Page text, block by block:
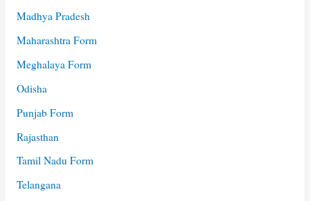
Madhya Pradesh
Maharashtra Form
Meghalaya Form
Odisha
Punjab Form
Rajasthan
Tamil Nadu Form
Telangana